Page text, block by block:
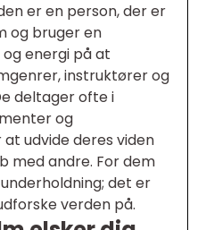
er en person, der er
og bruger en
energi på at
instruktører og
deltager ofte i
og
udvide deres viden
med andre. For dem
det er
verden på.